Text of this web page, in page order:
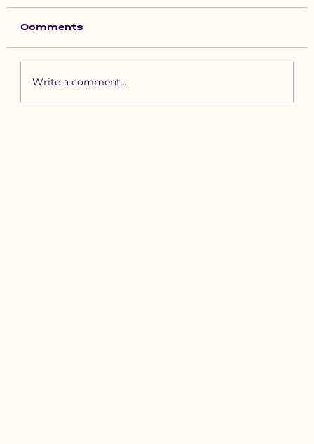
Comments
Write a comment...